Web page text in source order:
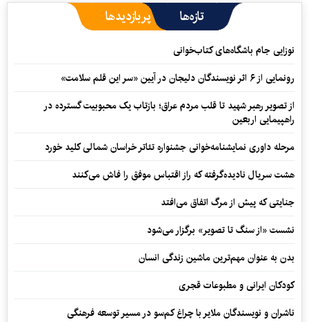
تازه‌ها پربازدیدها
نوزایی جام باشگاه‌های کتاب‌خوانی
رونمایی از ۶ اثر نویسندگان دلیجان در آیین «سر این قلم سلامت»
از تصویر رهبر شهید تا قلب مردم عراق؛ بازتاب یک محبوبیت گسترده در
راهپیمایی اربعین
مرحله داوری نمایشنامه‌خوانی جشنواره تئاتر خراسان شمالی کلید خورد
هشت سریال نادیده‌گرفته که راز اقتباس موفق را فاش می‌کنند
جنایتی که پیش از مرگ اتفاق می‌افتد
نشست «از سنگ تا تصویر» برگزار می‌شود
بدن به عنوان مهم‌ترین ماشین زندگی انسان
کودکان ایرانی و مطبوعات قجری
ناشران و نویسندگان ملایر با چراغ کم‌سو در مسیر توسعه فرهنگی